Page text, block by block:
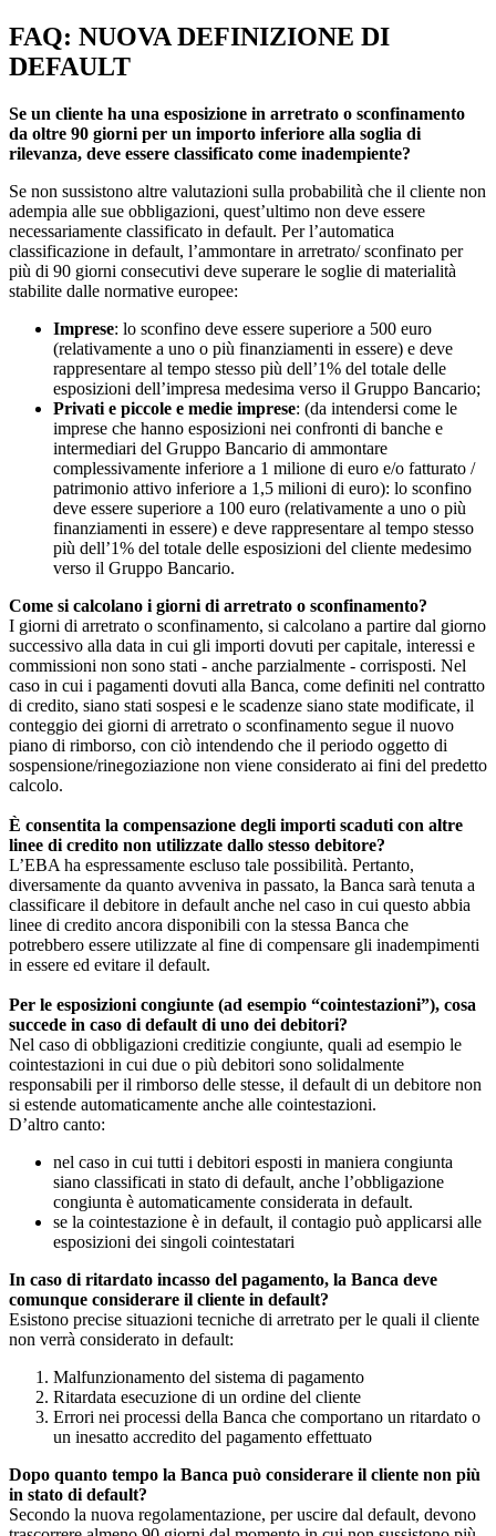
FAQ: NUOVA DEFINIZIONE DI
DEFAULT
Se un cliente ha una esposizione in arretrato o sconfinamento
da oltre 90 giorni per un importo inferiore alla soglia di
rilevanza, deve essere classificato come inadempiente?
Se non sussistono altre valutazioni sulla probabilità che il cliente non
adempia alle sue obbligazioni, quest’ultimo non deve essere
necessariamente classificato in default. Per l’automatica
classificazione in default, l’ammontare in arretrato/ sconfinato per
più di 90 giorni consecutivi deve superare le soglie di materialità
stabilite dalle normative europee:
Imprese: lo sconfino deve essere superiore a 500 euro
(relativamente a uno o più finanziamenti in essere) e deve
rappresentare al tempo stesso più dell’1% del totale delle
esposizioni dell’impresa medesima verso il Gruppo Bancario;
Privati e piccole e medie imprese: (da intendersi come le
imprese che hanno esposizioni nei confronti di banche e
intermediari del Gruppo Bancario di ammontare
complessivamente inferiore a 1 milione di euro e/o fatturato /
patrimonio attivo inferiore a 1,5 milioni di euro): lo sconfino
deve essere superiore a 100 euro (relativamente a uno o più
finanziamenti in essere) e deve rappresentare al tempo stesso
più dell’1% del totale delle esposizioni del cliente medesimo
verso il Gruppo Bancario.
Come si calcolano i giorni di arretrato o sconfinamento?
I giorni di arretrato o sconfinamento, si calcolano a partire dal giorno
successivo alla data in cui gli importi dovuti per capitale, interessi e
commissioni non sono stati - anche parzialmente - corrisposti. Nel
caso in cui i pagamenti dovuti alla Banca, come definiti nel contratto
di credito, siano stati sospesi e le scadenze siano state modificate, il
conteggio dei giorni di arretrato o sconfinamento segue il nuovo
piano di rimborso, con ciò intendendo che il periodo oggetto di
sospensione/rinegoziazione non viene considerato ai fini del predetto
calcolo.
È consentita la compensazione degli importi scaduti con altre
linee di credito non utilizzate dallo stesso debitore?
L’EBA ha espressamente escluso tale possibilità. Pertanto,
diversamente da quanto avveniva in passato, la Banca sarà tenuta a
classificare il debitore in default anche nel caso in cui questo abbia
linee di credito ancora disponibili con la stessa Banca che
potrebbero essere utilizzate al fine di compensare gli inadempimenti
in essere ed evitare il default.
Per le esposizioni congiunte (ad esempio “cointestazioni”), cosa
succede in caso di default di uno dei debitori?
Nel caso di obbligazioni creditizie congiunte, quali ad esempio le
cointestazioni in cui due o più debitori sono solidalmente
responsabili per il rimborso delle stesse, il default di un debitore non
si estende automaticamente anche alle cointestazioni.
D’altro canto:
nel caso in cui tutti i debitori esposti in maniera congiunta
siano classificati in stato di default, anche l’obbligazione
congiunta è automaticamente considerata in default.
se la cointestazione è in default, il contagio può applicarsi alle
esposizioni dei singoli cointestatari
In caso di ritardato incasso del pagamento, la Banca deve
comunque considerare il cliente in default?
Esistono precise situazioni tecniche di arretrato per le quali il cliente
non verrà considerato in default:
Malfunzionamento del sistema di pagamento
Ritardata esecuzione di un ordine del cliente
Errori nei processi della Banca che comportano un ritardato o
un inesatto accredito del pagamento effettuato
Dopo quanto tempo la Banca può considerare il cliente non più
in stato di default?
Secondo la nuova regolamentazione, per uscire dal default, devono